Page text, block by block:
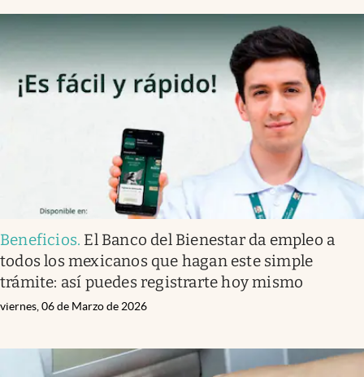
Vida y estilo
Clima
abre en nueva pestaña
Beneficios. El Banco del Bienestar da empleo a
todos los mexicanos que hagan este simple
trámite: así puedes registrarte hoy mismo
viernes, 06 de Marzo de 2026